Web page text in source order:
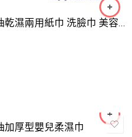
[印印館]PUKU 藍色企鵝 80抽乾濕兩用紙巾 洗臉巾 美容巾 卸妝巾
加厚型嬰兒柔濕巾